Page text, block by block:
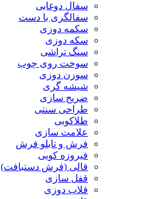
سفال دوغابی
سفالگری با دست
سکمه دوزی
سکه دوزی
سنگ تراشی
سوخت روی چوب
سوزن دوزی
شیشه گری
ضریح سازی
طراحی سنتی
طلاکوبی
علامت سازی
فرش و تابلو فرش
فیروزه کوبی
قالی (فرش دستبافت)
قفل سازی
قلاب دوزی